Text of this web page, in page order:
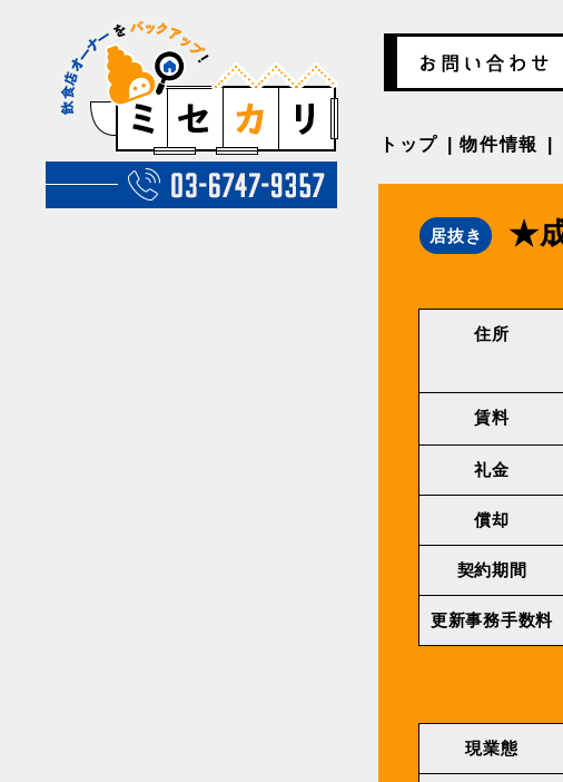
トップ 物件情報
居抜き ★
住所
賃料
礼金
償却
契約期間
更新事務手数料
現業態